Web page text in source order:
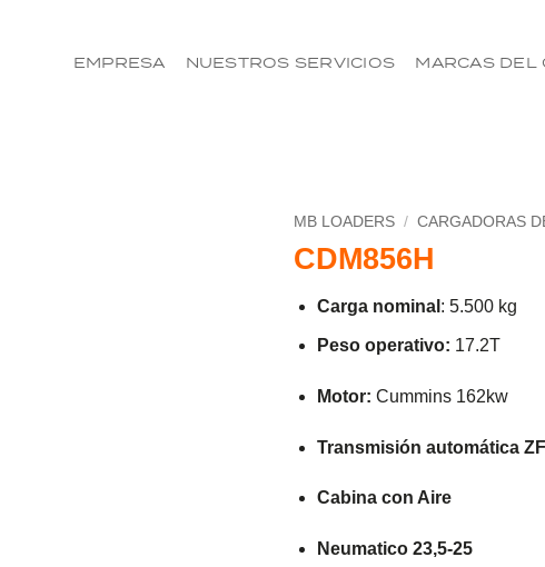
EMPRESA NUESTROS SERVICIOS MARCAS DEL
MB LOADERS / CARGADORAS
CDM856H
Carga nominal : 5.500 kg
Peso operativo: 17.2T
Motor: Cummins 162kw
Transmisión automática ZF
Cabina con Aire
Neumatico 23,5-25